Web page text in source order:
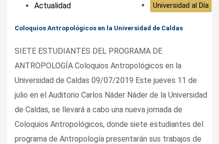
Actualidad Universidad al Día
Coloquios Antropológicos en la Universidad de Caldas
SIETE ESTUDIANTES DEL PROGRAMA DE
ANTROPOLOGÍA Coloquios Antropológicos en la
Universidad de Caldas 09/07/2019 Este jueves 11 de
julio en el Auditorio Carlos Náder Náder de la Universidad
de Caldas, se llevará a cabo una nueva jornada de
Coloquios Antropológicos, donde siete estudiantes del
programa de Antropología presentarán sus trabajos de